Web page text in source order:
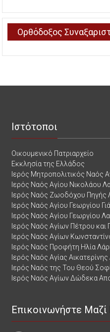
Ορθόδοξος
Ιστότοποι
Οικουμενικό Πατριαρχείο
Εκκλησία της Ελλάδος
Ιερός Μητροπολιτικός Ναός
Ιερός Ναός Αγίου Νικολάου
Ιερός Ναός Ζωοδόχου Πηγής
Ιερός Ναός Αγίου Γεωργίου
Ιερός Ναός Αγίου Γεωργίου
Ιερός Ναός Αγίων Πέτρου και
Ιερός Ναός Αγίων
Ιερός Ναός Προφήτη Ηλία
Ιερός Ναός Αγίας
Ιερός Ναός της Του Θεού
Ιερός Ναός Αγίων Δώδεκα
Επικοινωνήστε